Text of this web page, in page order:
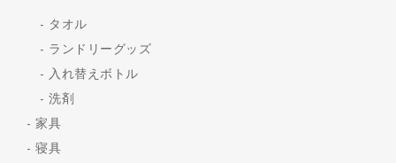
タオル
ランドリーグッズ
入れ替えボトル
洗剤
家具
寝具